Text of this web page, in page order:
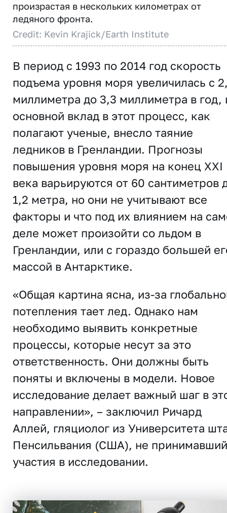
произрастая в нескольких километрах от
ледяного фронта.
Credit: Kevin Krajick/Earth Institute
В период с 1993 по 2014 год скорость
подъема уровня моря увеличилась с
миллиметра до 3,3 миллиметра в год,
основной вклад в этот процесс, как
полагают ученые, внесло таяние
ледников в Гренландии. Прогнозы
повышения уровня моря на конец XXI
века варьируются от 60 сантиметров
1,2 метра, но они не учитывают все
факторы и что под их влиянием на
деле может произойти со льдом в
Гренландии, или с гораздо большей
массой в Антарктике.
«Общая картина ясна, из-за
потепления тает лед. Однако нам
необходимо выявить конкретные
процессы, которые несут за это
ответственность. Они должны быть
поняты и включены в модели. Новое
исследование делает важный шаг в
направлении», – заключил Ричард
Аллей, гляциолог из Университета
Пенсильвания (США), не принимавший
участия в исследовании.